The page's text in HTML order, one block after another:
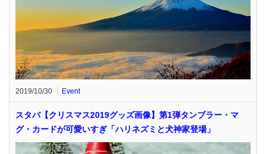
2019/10/30 Event
スタバ【クリスマス2019グッズ画像】第1弾タンブラー・マ
グ・カードが可愛いすぎ「ハリネズミと犬神家登場」